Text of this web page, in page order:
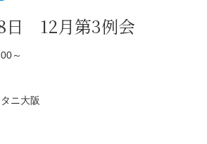
日 12月第3例会
～
ニ大阪